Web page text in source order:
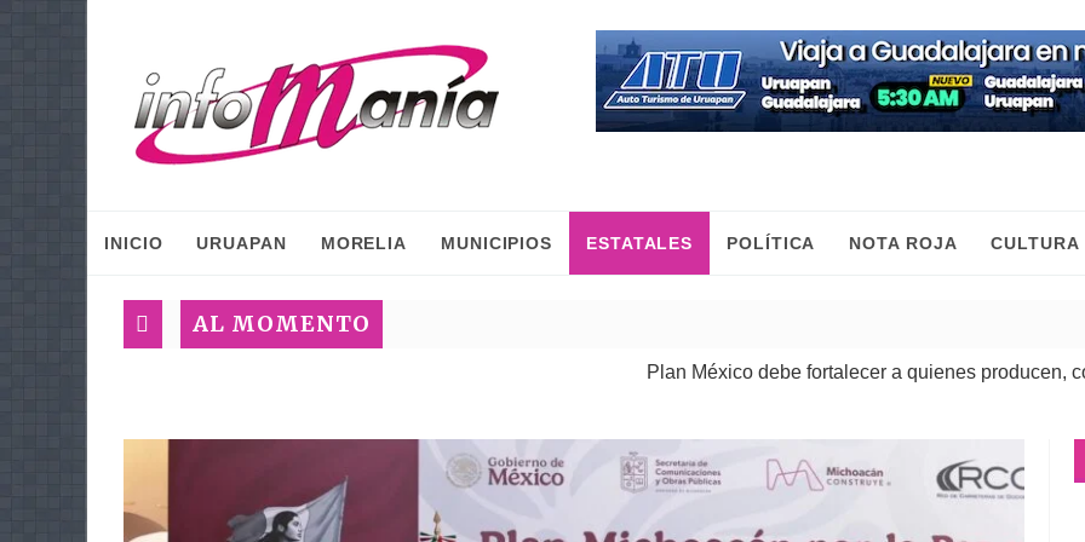
INICIO URUAPAN MORELIA MUNICIPIOS ESTATALES POLÍTICA NOTA ROJA CULTURA
AL MOMENTO
Plan México debe fortalecer a quienes producen, comercian y